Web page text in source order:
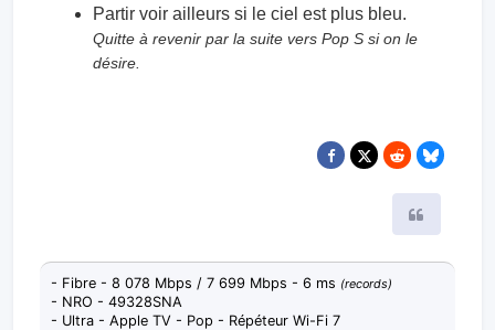
Partir voir ailleurs si le ciel est plus bleu.
Quitte à revenir par la suite vers Pop S si on le
désire.
- Fibre - 8 078 Mbps / 7 699 Mbps - 6 ms (records)
- NRO - 49328SNA
- Ultra - Apple TV - Pop - Répéteur Wi-Fi 7